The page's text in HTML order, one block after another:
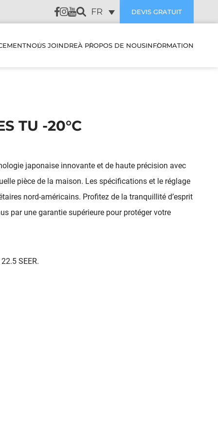
FR DEVIS GRATUIT
THERMOPOMPE &
THERMOPOMPE SYSTÈME
CENTRAL
THERMOPOMPE
FILTRES
NOUS JOINDREÀ PROPOS DE NOUSINFORMATION
FAQ
TU -20°C
japonaise innovante et de haute précision avec
pièce de la maison. Les spécifications et le réglage
nord-américains. Profitez de la tranquillité d’esprit
par une garantie supérieure pour protéger votre
SEER.